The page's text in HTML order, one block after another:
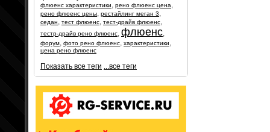
флюенс характеристики, рено флюенс цена,
рено флюенс цены, рестайлинг меган 3,
седан, тест флюенс, тест-драйв флюенс,
тестр-драйв рено флюенс, флюенс,
форум, фото рено флюенс, характеристики,
цена рено флюенс
Показать все теги ...все теги